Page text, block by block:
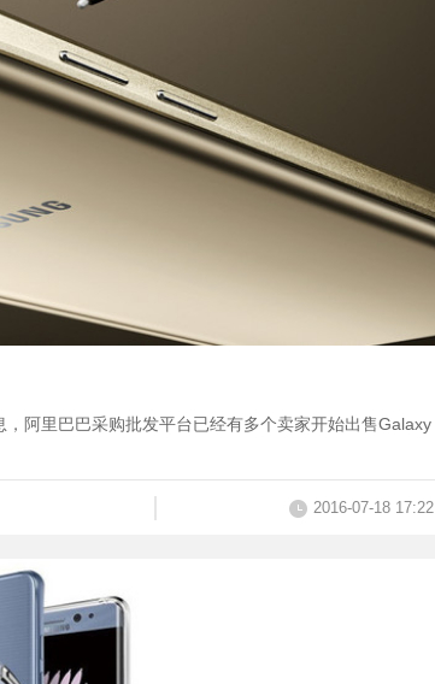
阿里巴巴采购批发平台已经有多个卖家开始出售Galaxy
2016-07-18 17:22